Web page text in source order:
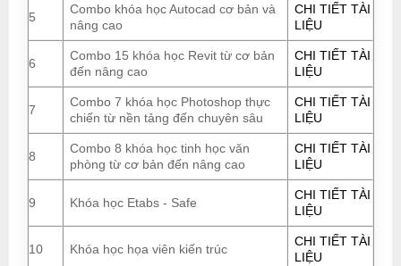
5
Combo khóa học Autocad cơ bản và
nâng cao
CHI TIẾT TÀI
LIỆU
6
Combo 15 khóa học Revit từ cơ bản
đến nâng cao
CHI TIẾT TÀI
LIỆU
7
Combo 7 khóa học Photoshop thực
chiến từ nền tảng đến chuyên sâu
CHI TIẾT TÀI
LIỆU
8
Combo 8 khóa học tinh học văn
phòng từ cơ bản đến nâng cao
CHI TIẾT TÀI
LIỆU
9 Khóa học Etabs - Safe
CHI TIẾT TÀI
LIỆU
10 Khóa học họa viên kiến trúc
CHI TIẾT TÀI
LIỆU